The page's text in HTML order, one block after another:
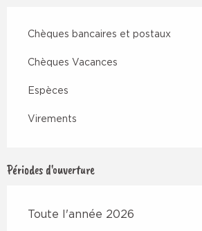
Chèques bancaires et postaux
Chèques Vacances
Espèces
Virements
Périodes d'ouverture
Toute l'année 2026